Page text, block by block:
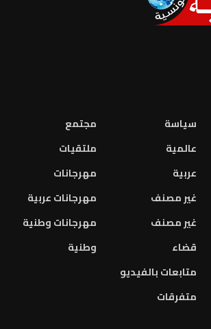
سياسة
عالمية
عربية
غير مصنف
غير مصنف
قضاء
متابعات بالفيديو
متفرقات
مجتمع
ملتقيات
مهرجانات
مهرجانات عربية
مهرجانات وطنية
وطنية